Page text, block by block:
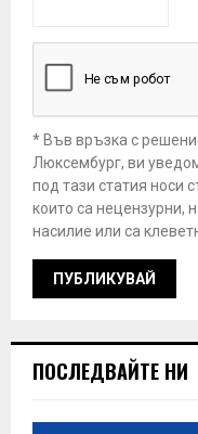
* Във връзка с
Люксембург, ви
под тази статия носи
които са нецензурни,
насилие или са
ПОСЛЕДВАЙТЕ НИ